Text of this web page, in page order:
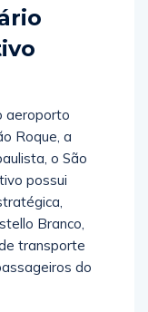
aeroporto
Roque, a
o São
possui
Branco,
transporte
do